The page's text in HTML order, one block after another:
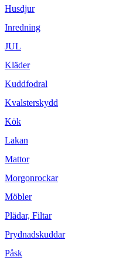
Husdjur
Inredning
JUL
Kläder
Kuddfodral
Kvalsterskydd
Kök
Lakan
Mattor
Morgonrockar
Möbler
Plädar, Filtar
Prydnadskuddar
Påsk